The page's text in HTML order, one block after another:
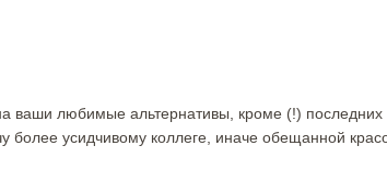
ваши любимые альтернативы, кроме (!) последних
более усидчивому коллеге, иначе обещанной